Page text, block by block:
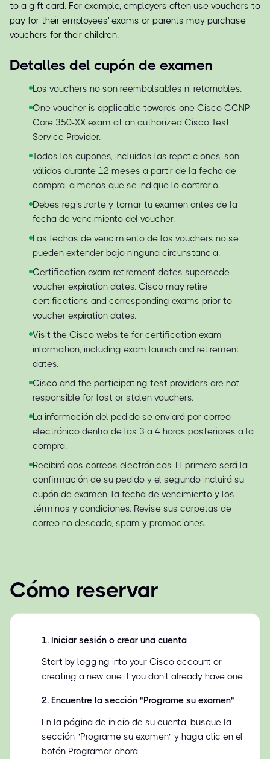
to a gift card. For example, employers often use vouchers to
pay for their employees' exams or parents may purchase
vouchers for their children.
Detalles del cupón de examen
Los vouchers no son reembolsables ni retornables.
One voucher is applicable towards one Cisco CCNP
Core 350-XX exam at an authorized Cisco Test
Service Provider.
Todos los cupones, incluidas las repeticiones, son
válidos durante 12 meses a partir de la fecha de
compra, a menos que se indique lo contrario.
Debes registrarte y tomar tu examen antes de la
fecha de vencimiento del voucher.
Las fechas de vencimiento de los vouchers no se
pueden extender bajo ninguna circunstancia.
Certification exam retirement dates supersede
voucher expiration dates. Cisco may retire
certifications and corresponding exams prior to
voucher expiration dates.
Visit the Cisco website for certification exam
information, including exam launch and retirement
dates.
Cisco and the participating test providers are not
responsible for lost or stolen vouchers.
La información del pedido se enviará por correo
electrónico dentro de las 3 a 4 horas posteriores a la
compra.
Recibirá dos correos electrónicos. El primero será la
confirmación de su pedido y el segundo incluirá su
cupón de examen, la fecha de vencimiento y los
términos y condiciones. Revise sus carpetas de
correo no deseado, spam y promociones.
Cómo reservar
1. Iniciar sesión o crear una cuenta
Start by logging into your Cisco account or
creating a new one if you don't already have one.
2. Encuentre la sección "Programe su examen"
En la página de inicio de su cuenta, busque la
sección "Programe su examen" y haga clic en el
botón Programar ahora.